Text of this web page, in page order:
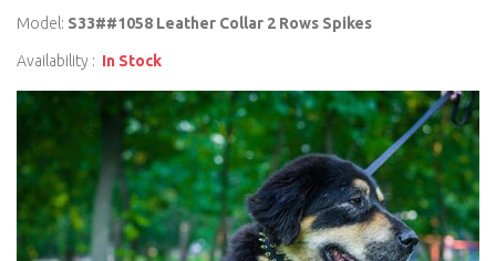
Model: S33##1058 Leather Collar 2 Rows Spikes
Availability : In Stock